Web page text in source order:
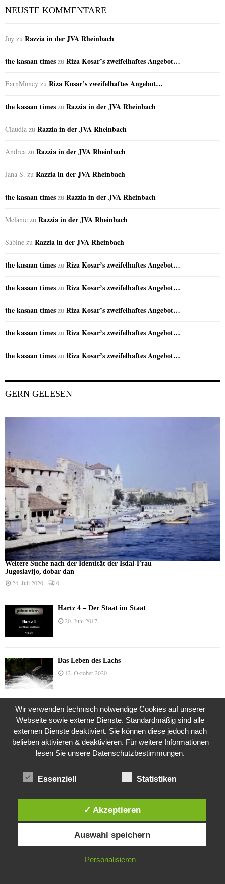
NEUSTE KOMMENTARE
Joy zu Razzia in der JVA Rheinbach
the kasaan times zu Riza Kosar’s zweifelhaftes Angebot…
EarnMoney zu Riza Kosar’s zweifelhaftes Angebot…
the kasaan times zu Razzia in der JVA Rheinbach
Claudia zu Razzia in der JVA Rheinbach
Andrea zu Razzia in der JVA Rheinbach
Jana S. zu Razzia in der JVA Rheinbach
the kasaan times zu Razzia in der JVA Rheinbach
Melanie zu Razzia in der JVA Rheinbach
Sabine zu Razzia in der JVA Rheinbach
the kasaan times zu Riza Kosar’s zweifelhaftes Angebot…
the kasaan times zu Riza Kosar’s zweifelhaftes Angebot…
the kasaan times zu Riza Kosar’s zweifelhaftes Angebot…
the kasaan times zu Riza Kosar’s zweifelhaftes Angebot…
the kasaan times zu Riza Kosar’s zweifelhaftes Angebot…
GERN GELESEN
Weitere Suche nach der Identität der Isdal-Frau –
Jugoslavijo, dobar dan
24. Juli 2020 0
Hartz 4 – Der Staat im Staat
20. Juni 2017
Das Leben des Lachs
12. Oktober 2020
Die Geschichte der Kubushäuser
9. Juli 2018
24. November 2015
26. Oktober 2015
Diese Website verwendet Cookies. Durch die weitere Nutzung dieser
Website stimmst du der Verwendung von Cookies zu.
IN ORDNUNG
Wir verwenden technisch notwendige Cookies auf unserer
Webseite sowie externe Dienste. Standardmäßig sind alle
externen Dienste deaktiviert. Sie können diese jedoch nach
belieben aktivieren & deaktivieren. Für weitere Informationen
lesen Sie unsere Datenschutzbestimmungen.
Essenziell Statistiken
✓ Akzeptieren
Auswahl speichern
Personalisieren